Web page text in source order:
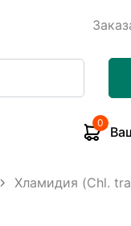
0
Хламидия (Chl.